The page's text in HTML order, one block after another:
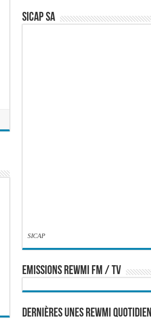
SICAP SA
SICAP
EMISSIONS REWMI FM / TV
Dernières Unes Rewmi Quotidien